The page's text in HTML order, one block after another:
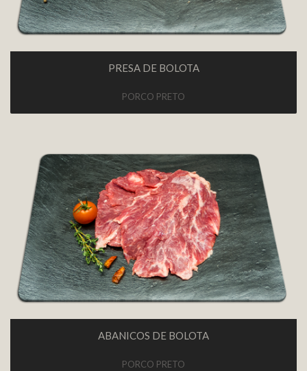
PRESA DE BOLOTA
PORCO PRETO
ABANICOS DE BOLOTA
PORCO PRETO